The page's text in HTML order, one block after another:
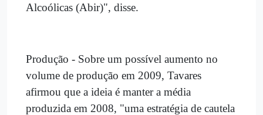
Alcoólicas (Abir)", disse.
Produção - Sobre um possível aumento no
volume de produção em 2009, Tavares
afirmou que a ideia é manter a média
produzida em 2008, "uma estratégia de cautela